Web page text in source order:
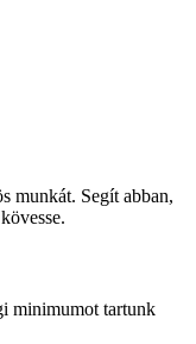
munkát. Segít abban,
minimumot tartunk